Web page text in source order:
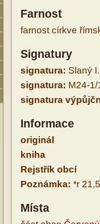
Farnost
farnost církve
Signatury
signatura: Slaný I.
signatura: M24-1/
signatura
Informace
originál
kniha
Rejstřík obcí
Poznámka: *r
Místa